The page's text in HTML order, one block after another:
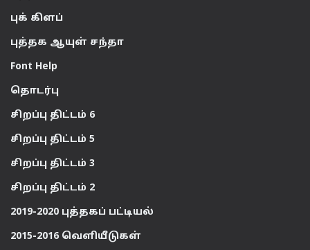
புக் கிளப்
புத்தக ஆயுள் சந்தா
Font Help
தொடர்பு
சிறப்பு திட்டம் 6
சிறப்பு திட்டம் 5
சிறப்பு திட்டம் 3
சிறப்பு திட்டம் 2
2019-2020 புத்தகப் பட்டியல்
2015-2016 வெளியீடுகள்